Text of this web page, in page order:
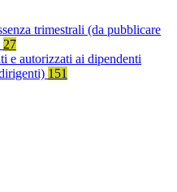
trimestrali (da pubblicare
27
e autorizzati ai dipendenti
151